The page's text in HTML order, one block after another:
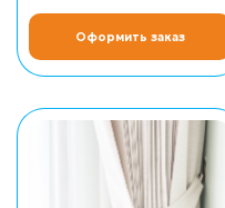
Оформить заказ